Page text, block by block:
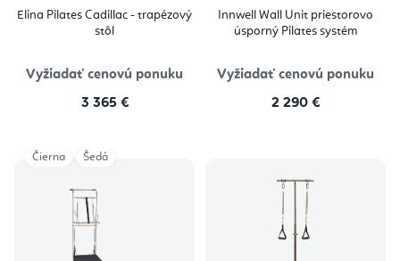
Elina Pilates Cadillac - trapézový
stôl
Vyžiadať cenovú ponuku
3 365 €
Innwell Wall Unit priestorovo
úsporný Pilates systém
Vyžiadať cenovú ponuku
2 290 €
Čierna Šedá